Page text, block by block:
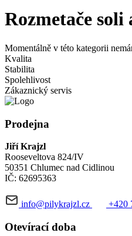
Rozmetače soli
Momentálně v této kategorii
Kvalita
Stabilita
Spolehlivost
Zákaznický servis
Prodejna
Jiří Krajzl
Rooseveltova 824/IV
50351 Chlumec nad Cidlinou
IČ: 62695363
info@pilykrajzl.cz +420
Otevírací doba